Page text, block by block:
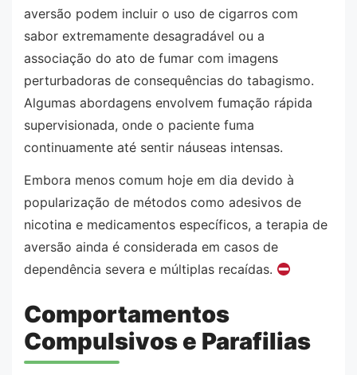
aversão podem incluir o uso de cigarros com
sabor extremamente desagradável ou a
associação do ato de fumar com imagens
perturbadoras de consequências do tabagismo.
Algumas abordagens envolvem fumação rápida
supervisionada, onde o paciente fuma
continuamente até sentir náuseas intensas.
Embora menos comum hoje em dia devido à
popularização de métodos como adesivos de
nicotina e medicamentos específicos, a terapia de
aversão ainda é considerada em casos de
dependência severa e múltiplas recaídas.
Comportamentos
Compulsivos e Parafilias